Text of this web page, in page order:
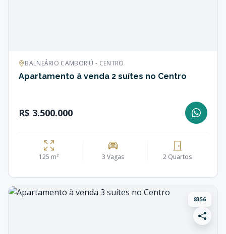
BALNEÁRIO CAMBORIÚ - CENTRO
Apartamento à venda 2 suítes no Centro
R$ 3.500.000
125 m² 3 Vagas 2 Quartos
8356